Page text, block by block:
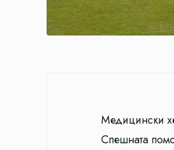
Медицински
Спешната